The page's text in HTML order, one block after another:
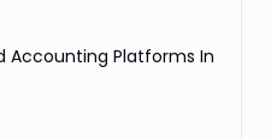
Accounting Platforms In